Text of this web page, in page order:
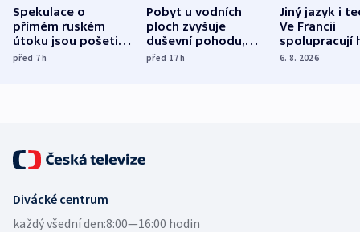
Spekulace o
přímém ruském
útoku jsou pošetilé,
míní estonský
před 7h
Pobyt u vodních
ploch zvyšuje
duševní pohodu,
ukázala
před 17h
Jiný jazyk i
Ve Francii
spolupracují
různých zemí
6. 8. 2026
Divácké centrum
každý všední den:8:00—16:00 hodin